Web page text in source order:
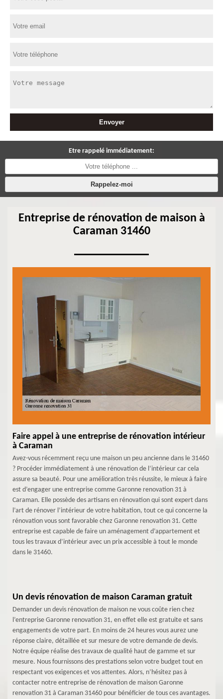
Etre rappelé immédiatement:
Entreprise de rénovation de maison à
Caraman 31460
Faire appel à une entreprise de rénovation intérieur
à Caraman
Avez-vous récemment reçu une maison un peu ancienne dans le 31460
? Procéder immédiatement à une rénovation de l’intérieur car cela
assure sa beauté. Pour une amélioration très réussite, le mieux à faire
est d’engager une entreprise comme Garonne renovation 31 à
Caraman. Elle possède des artisans en rénovation qui sont expert dans
l’art de rénover l’intérieur de votre habitation, tout ce qui concerne la
rénovation vous sont favorable chez Garonne renovation 31. Cette
entreprise est capable de faire un aménagement d’appartement et
tous les travaux d’intérieur avec un prix accessible à tout le monde
dans le 31460.
Un devis rénovation de maison Caraman gratuit
Demander un devis rénovation de maison ne vous coûte rien chez
l’entreprise Garonne renovation 31, en effet elle est gratuite et sans
engagements de votre part. En moins de 24 heures vous aurez une
réponse claire, détaillée et sur mesure de votre demande de devis.
Notre équipe réalise des travaux de qualité haut de gamme et sur
mesure. Nous fournissons des prestations selon votre budget tout en
respectant vos exigences et vos attentes. Alors, n’hésitez pas à
contacter notre entreprise de rénovation de maison Garonne
renovation 31 à Caraman 31460 pour bénéficier de tous ces avantages.